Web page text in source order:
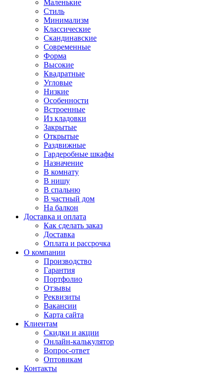
Маленькие
Стиль
Минимализм
Классические
Скандинавские
Современные
Форма
Высокие
Квадратные
Угловые
Низкие
Особенности
Встроенные
Из кладовки
Закрытые
Открытые
Раздвижные
Гардеробные шкафы
Назначение
В комнату
В нишу
В спальню
В частный дом
На балкон
Доставка и оплата
Как сделать заказ
Доставка
Оплата и рассрочка
О компании
Производство
Гарантия
Портфолио
Отзывы
Реквизиты
Вакансии
Карта сайта
Клиентам
Скидки и акции
Онлайн-калькулятор
Вопрос-ответ
Оптовикам
Контакты